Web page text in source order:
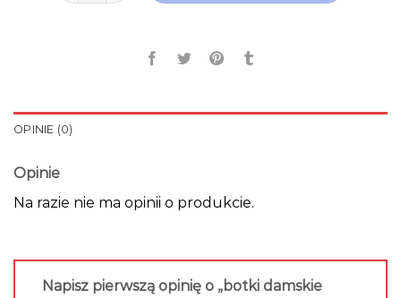
OPINIE (0)
Opinie
Na razie nie ma opinii o produkcie.
Napisz pierwszą opinię o „botki damskie